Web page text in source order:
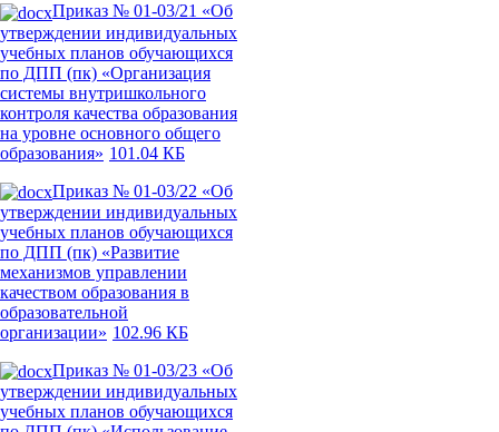
Приказ № 01-03/21 «Об
утверждении индивидуальных
учебных планов обучающихся
по ДПП (пк) «Организация
системы внутришкольного
контроля качества образования
на уровне основного общего
образования» 101.04 КБ
Приказ № 01-03/22 «Об
утверждении индивидуальных
учебных планов обучающихся
по ДПП (пк) «Развитие
механизмов управлении
качеством образования в
образовательной
организации» 102.96 КБ
Приказ № 01-03/23 «Об
утверждении индивидуальных
учебных планов обучающихся